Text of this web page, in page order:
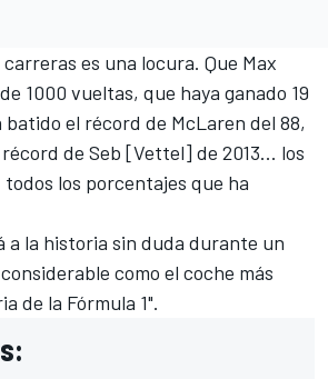
carreras es una locura. Que Max
1000 vueltas, que haya ganado 19
el récord de McLaren del 88,
de Seb [Vettel] de 2013... los
los porcentajes que ha
a la historia sin duda durante un
como el coche más
de la Fórmula 1".